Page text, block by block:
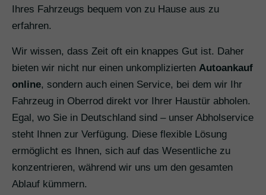
Ihres Fahrzeugs bequem von zu Hause aus zu
erfahren.
Wir wissen, dass Zeit oft ein knappes Gut ist. Daher
bieten wir nicht nur einen unkomplizierten Autoankauf
online, sondern auch einen Service, bei dem wir Ihr
Fahrzeug in Oberrod direkt vor Ihrer Haustür abholen.
Egal, wo Sie in Deutschland sind – unser Abholservice
steht Ihnen zur Verfügung. Diese flexible Lösung
ermöglicht es Ihnen, sich auf das Wesentliche zu
konzentrieren, während wir uns um den gesamten
Ablauf kümmern.